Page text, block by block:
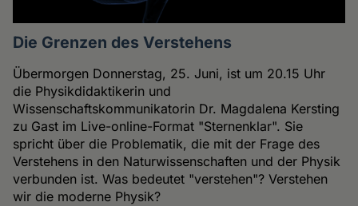
Die Grenzen des Verstehens
Übermorgen Donnerstag, 25. Juni, ist um 20.15 Uhr
die Physikdidaktikerin und
Wissenschaftskommunikatorin Dr. Magdalena Kersting
zu Gast im Live-online-Format "Sternenklar". Sie
spricht über die Problematik, die mit der Frage des
Verstehens in den Naturwissenschaften und der Physik
verbunden ist. Was bedeutet "verstehen"? Verstehen
wir die moderne Physik?